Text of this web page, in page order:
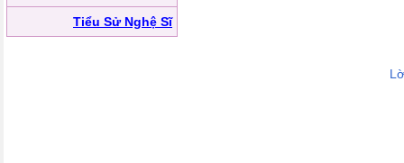
Tiểu Sử Nghệ Sĩ